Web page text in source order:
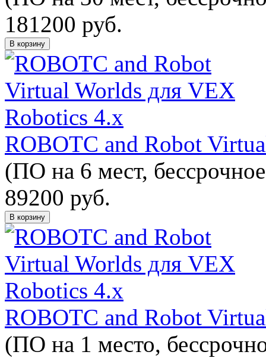
181200 руб.
В корзину
ROBOTC and Robot
(ПО на 6 мест,
89200 руб.
В корзину
ROBOTC and Robot
(ПО на 1 место,